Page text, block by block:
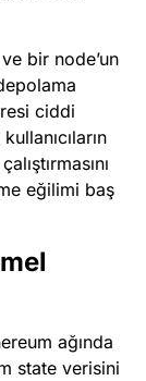
bir node’un
ciddi
eğilimi baş
ağında
state verisini